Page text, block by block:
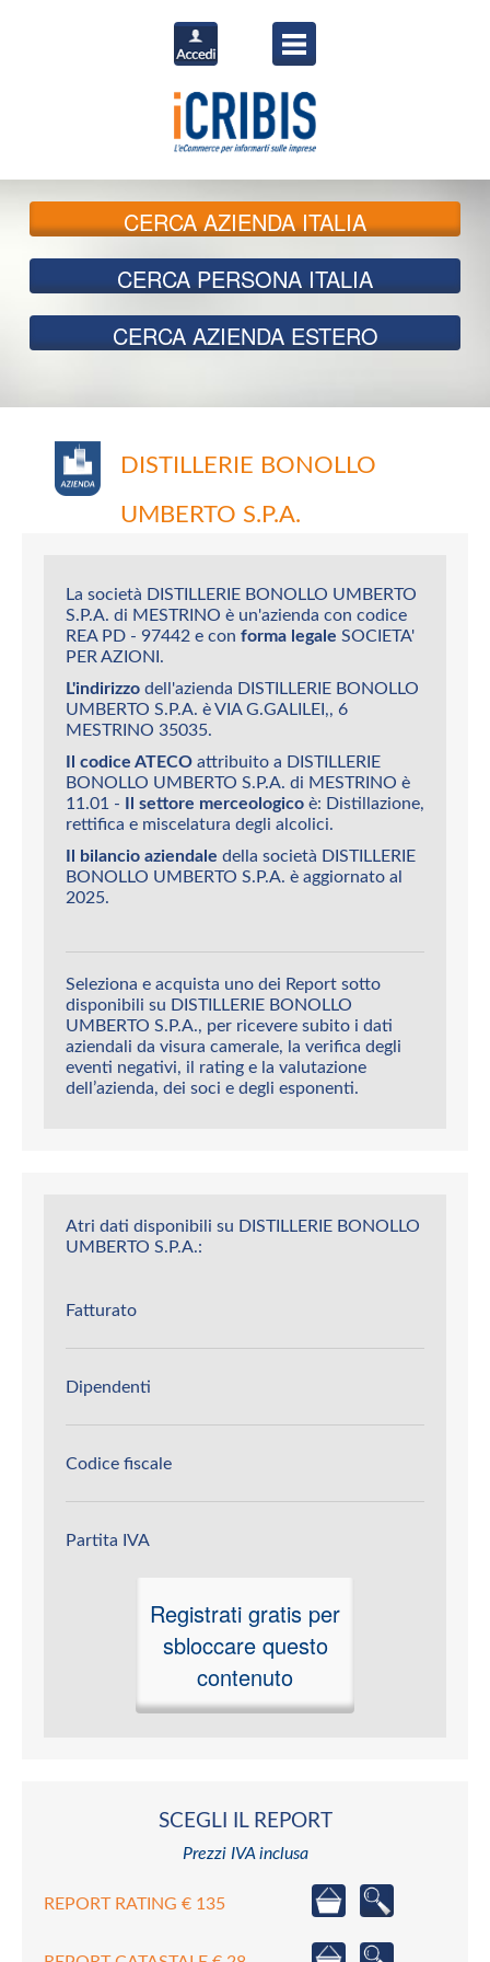
CERCAAZIENDA ITALIA
CERCA PERSONA ITALIA
CERCA AZIENDA ESTERO
DISTILLERIE BONOLLO
UMBERTO S.P.A.
La società DISTILLERIE BONOLLO UMBERTO
S.P.A. di MESTRINO è un'azienda con codice
REA PD - 97442 e con forma legale SOCIETA'
PER AZIONI.
L'indirizzo dell'azienda DISTILLERIE BONOLLO
UMBERTO S.P.A. è VIA G.GALILEI,, 6
MESTRINO 35035.
Il codice ATECO attribuito a DISTILLERIE
BONOLLO UMBERTO S.P.A. di MESTRINO è
11.01 - Il settore merceologico è: Distillazione,
rettifica e miscelatura degli alcolici.
Il bilancio aziendale della società DISTILLERIE
BONOLLO UMBERTO S.P.A. è aggiornato al
2025.
Seleziona e acquista uno dei Report sotto
disponibili su DISTILLERIE BONOLLO
UMBERTO S.P.A., per ricevere subito i dati
aziendali da visura camerale, la verifica degli
eventi negativi, il rating e la valutazione
dell’azienda, dei soci e degli esponenti.
Atri dati disponibili su DISTILLERIE BONOLLO
UMBERTO S.P.A.:
Fatturato
Dipendenti
Codice fiscale
Partita IVA
Registrati gratis per
sbloccare questo
contenuto
SCEGLI IL REPORT
Prezzi IVA inclusa
REPORT RATING € 135